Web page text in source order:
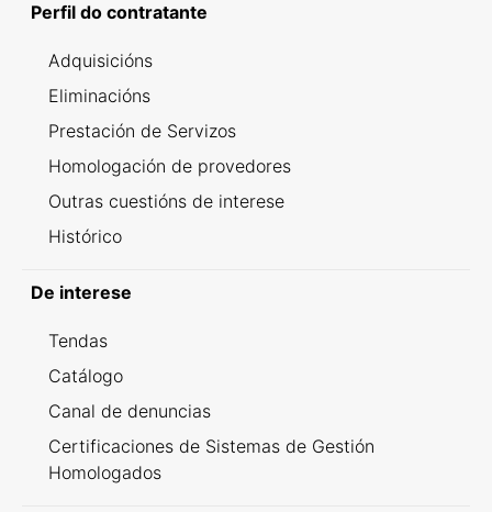
Perfil do contratante
Adquisicións
Eliminacións
Prestación de Servizos
Homologación de provedores
Outras cuestións de interese
Histórico
De interese
Tendas
Catálogo
Canal de denuncias
Certificaciones de Sistemas de Gestión
Homologados